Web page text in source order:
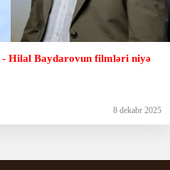
- Hilal Baydarovun filmləri niyə
8 dekabr 2025